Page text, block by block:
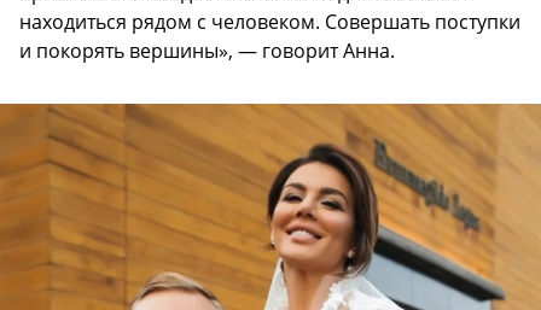
находиться рядом с человеком. Совершать поступки
и покорять вершины», — говорит Анна.